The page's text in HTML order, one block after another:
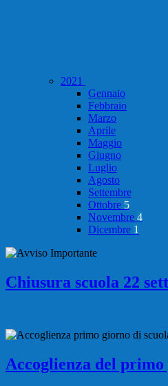
2021
Gennaio
Febbraio
Marzo
Aprile
Maggio
Giugno
Luglio
Agosto
Settembre
Ottobre 5
Novembre 4
Dicembre 1
Chiusura scuola 22
Accoglienza del